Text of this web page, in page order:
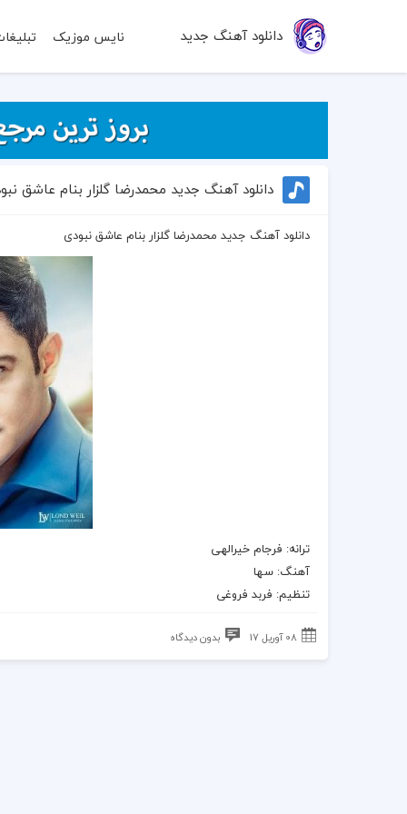
دانلود آهنگ جدید نایس موزیک
دانلود آهنگ جدید محمدرضا گلزار بنام عاشق
دانلود آهنگ جدید محمدرضا گلزار بنام عاشق نبودی
ترانه: فرجام خیرالهی
آهنگ: سها
تنظیم: فربد فروغی
08 آوریل 17 بدون دیدگاه